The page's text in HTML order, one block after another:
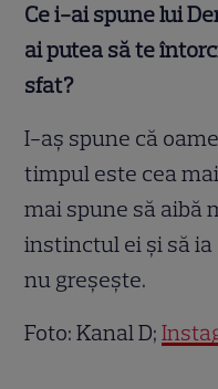
Ce i-ai spune lui
ai putea să te
sfat?
I-aş spune că
timpul este cea
mai spune să aibă
instinctul ei şi să
nu greşeşte.
Foto: Kanal D;